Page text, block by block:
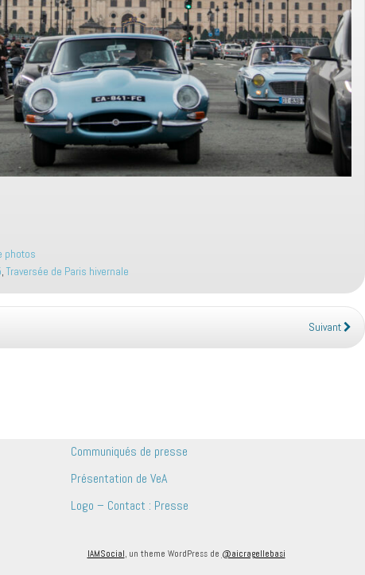
photos
, Traversée de Paris hivernale
Suivant
Communiqués de presse
Présentation de VeA
Logo – Contact : Presse
IAMSocial, un theme WordPress de @aicragellebasi